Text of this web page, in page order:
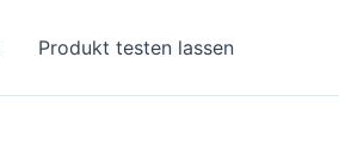
Produkt testen lassen